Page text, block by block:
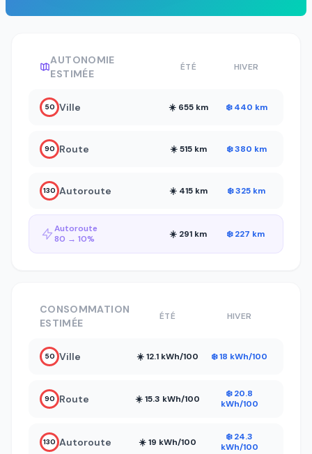
AUTONOMIE
ESTIMÉE
ÉTÉ HIVER
50 Ville ☀️ 655 km ❄️ 440 km
90 Route ☀️ 515 km ❄️ 380 km
130 Autoroute ☀️ 415 km ❄️ 325 km
Autoroute
80 → 10%
☀️ 291 km ❄️ 227 km
CONSOMMATION
ESTIMÉE
ÉTÉ HIVER
50 Ville ☀️ 12.1 kWh/100 ❄️ 18 kWh/100
90 Route ☀️ 15.3 kWh/100
❄️ 20.8
kWh/100
130 Autoroute ☀️ 19 kWh/100
❄️ 24.3
kWh/100